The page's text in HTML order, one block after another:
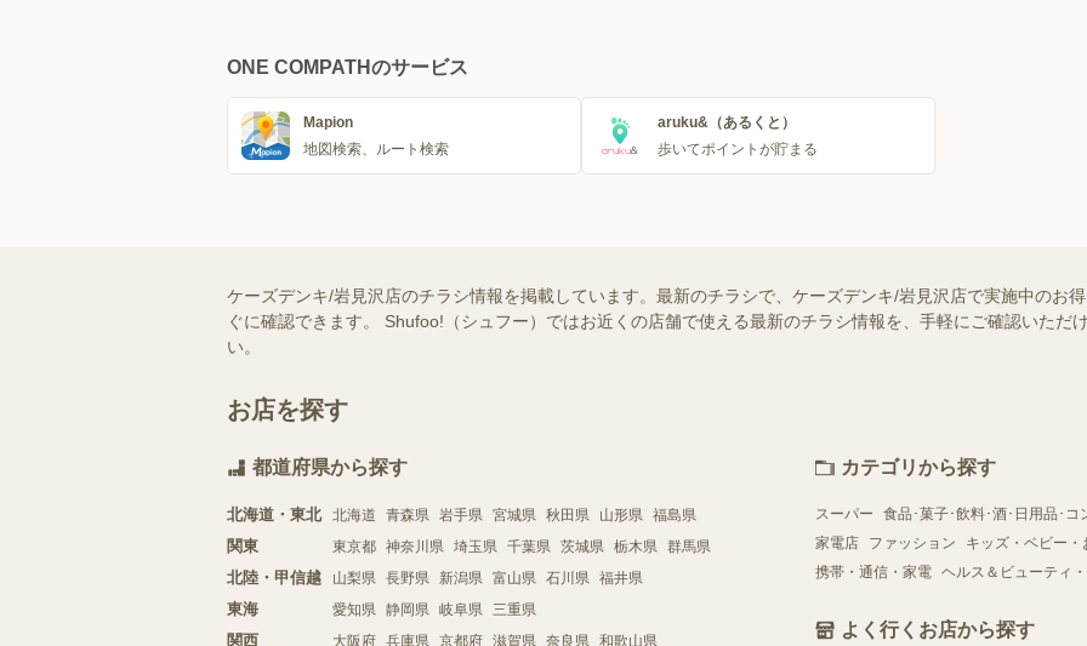
ONE COMPATHのサービス
Mapion
地図検索、ルート検索
aruku&（あるくと）
歩いてポイントが貯まる
ケーズデンキ/岩見沢店のチラシ情報を掲載しています。最新のチラシで、ケーズデンキ/岩見沢店で実施中のお
ぐに確認できます。 Shufoo!（シュフー）ではお近くの店舗で使える最新のチラシ情報を、手軽にご確認いただ
い。
お店を探す
都道府県から探す
北海道・東北 北海道 青森県 岩手県 宮城県 秋田県 山形県 福島県
関東 東京都 神奈川県 埼玉県 千葉県 茨城県 栃木県 群馬県
北陸・甲信越 山梨県 長野県 新潟県 富山県 石川県 福井県
東海 愛知県 静岡県 岐阜県 三重県
関西 大阪府 兵庫県 京都府 滋賀県 奈良県 和歌山県
カテゴリから探す
スーパー
食品･菓子･飲料･酒･日用品･コ
家電店
ファッション
キッズ・ベビー・
携帯・通信・家電 ヘルス＆ビューティ
よく行くお店から探す